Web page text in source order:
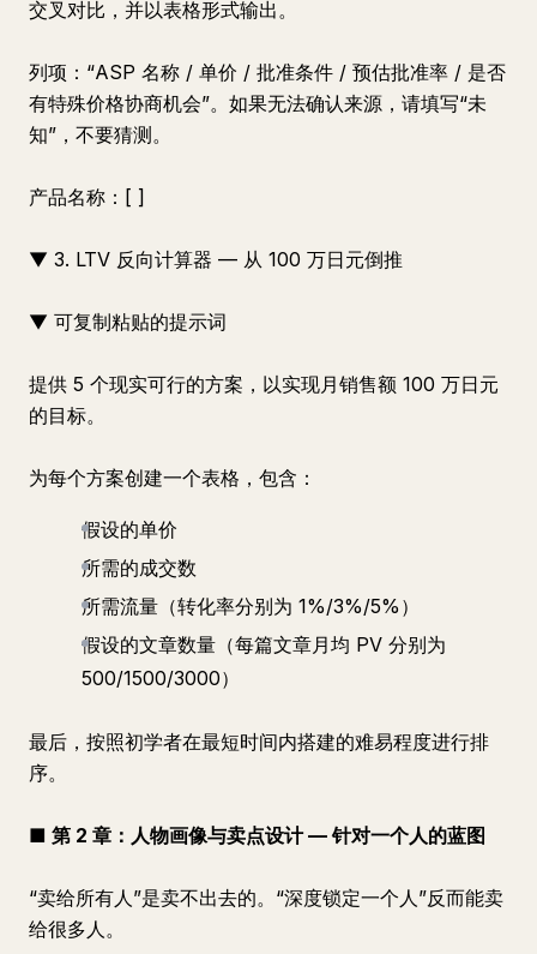
交叉对比，并以表格形式输出。
列项：“ASP 名称 / 单价 / 批准条件 / 预估批准率 / 是否
有特殊价格协商机会”。如果无法确认来源，请填写“未
知”，不要猜测。
产品名称：[ ]
▼ 3. LTV 反向计算器 — 从 100 万日元倒推
▼ 可复制粘贴的提示词
提供 5 个现实可行的方案，以实现月销售额 100 万日元
的目标。
为每个方案创建一个表格，包含：
假设的单价
所需的成交数
所需流量（转化率分别为 1%/3%/5%）
假设的文章数量（每篇文章月均 PV 分别为
500/1500/3000）
最后，按照初学者在最短时间内搭建的难易程度进行排
序。
■ 第 2 章：人物画像与卖点设计 — 针对一个人的蓝图
“卖给所有人”是卖不出去的。“深度锁定一个人”反而能卖
给很多人。